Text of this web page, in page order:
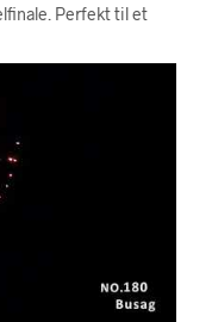
Perfekt til et